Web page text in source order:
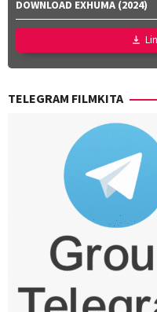
DOWNLOAD EXHUMA (2024)
TELEGRAM FILMKITA